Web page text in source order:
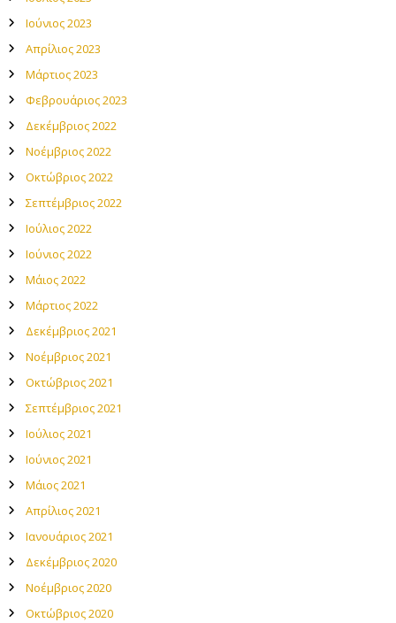
Ιούνιος 2023
Απρίλιος 2023
Μάρτιος 2023
Φεβρουάριος 2023
Δεκέμβριος 2022
Νοέμβριος 2022
Οκτώβριος 2022
Σεπτέμβριος 2022
Ιούλιος 2022
Ιούνιος 2022
Μάιος 2022
Μάρτιος 2022
Δεκέμβριος 2021
Νοέμβριος 2021
Οκτώβριος 2021
Σεπτέμβριος 2021
Ιούλιος 2021
Ιούνιος 2021
Μάιος 2021
Απρίλιος 2021
Ιανουάριος 2021
Δεκέμβριος 2020
Νοέμβριος 2020
Οκτώβριος 2020